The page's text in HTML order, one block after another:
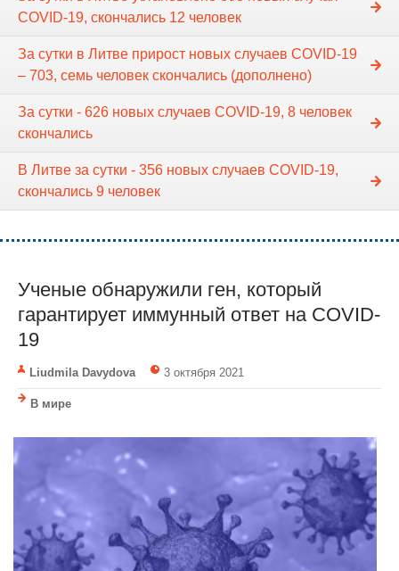
COVID-19, скончались 12 человек
За сутки в Литве прирост новых случаев COVID-19
– 703, семь человек скончались (дополнено)
За сутки - 626 новых случаев COVID-19, 8 человек
скончались
В Литве за сутки - 356 новых случаев COVID-19,
скончались 9 человек
Ученые обнаружили ген, который
гарантирует иммунный ответ на COVID-
19
Liudmila Davydova 3 октября 2021
В мире